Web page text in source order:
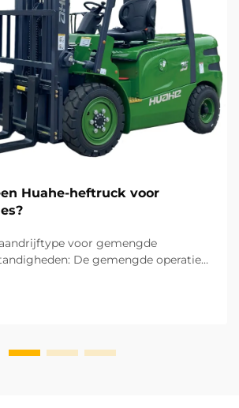
Huahe-heftruck voor
voor gemengde
De gemengde operaties
op het terrein. Dit maakt